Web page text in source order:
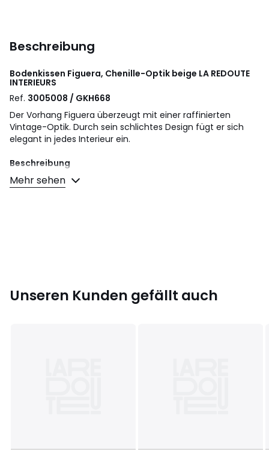
Beschreibung
Bodenkissen Figuera, Chenille-Optik beige LA REDOUTE
INTERIEURS
Ref. 3005008 / GKH668
Der Vorhang Figuera überzeugt mit einer raffinierten
Vintage-Optik. Durch sein schlichtes Design fügt er sich
elegant in jedes Interieur ein.
Beschreibung
• 100% Polyester, Chenille-Optik
• Füllung 100% Polyester
Mehr sehen
Unseren Kunden gefällt auch